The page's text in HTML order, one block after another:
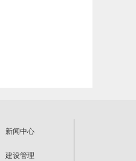
新闻中心
建设管理